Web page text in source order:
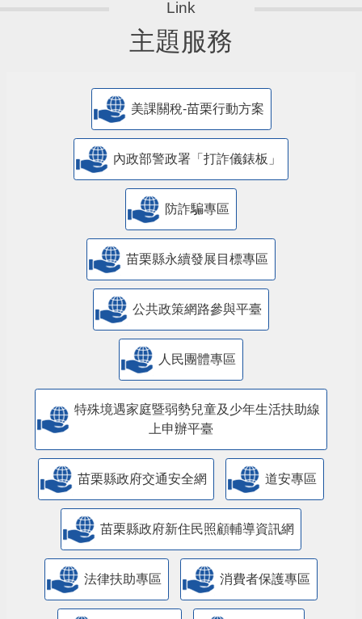
主題服務
美課關稅-苗栗行動方案
內政部警政署「打詐儀錶板」
防詐騙專區
苗栗縣永續發展目標專區
公共政策網路參與平臺
人民團體專區
特殊境遇家庭暨弱勢兒童及少年生活扶助線
上申辦平臺
苗栗縣政府交通安全網 道安專區
苗栗縣政府新住民照顧輔導資訊網
法律扶助專區 消費者保護專區